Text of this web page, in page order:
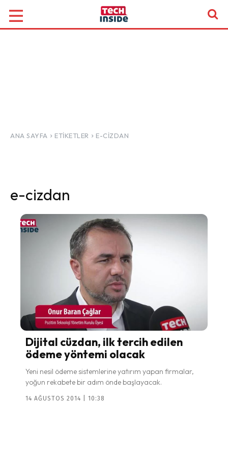
ANA SAYFA ETIKETLER E-CIZDAN
e-cizdan
Dijital cüzdan, ilk tercih edilen
ödeme yöntemi olacak
Yeni nesil ödeme sistemlerine yatırım yapan firmalar,
yoğun rekabete bir adım önde başlayacak.
14 AĞUSTOS 2014 | 10:38